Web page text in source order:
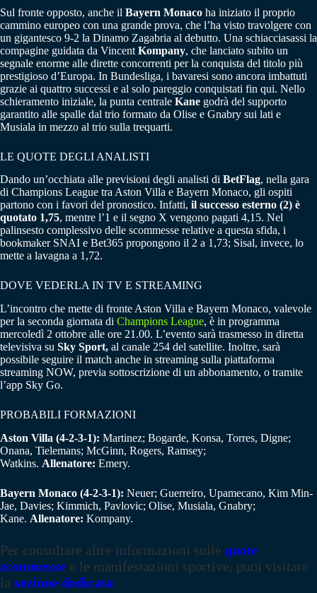
Sul fronte opposto, anche il Bayern Monaco ha iniziato il proprio
cammino europeo con una grande prova, che l’ha visto travolgere con
un gigantesco 9-2 la Dinamo Zagabria al debutto. Una schiacciasassi la
compagine guidata da Vincent Kompany, che lanciato subito un
segnale enorme alle dirette concorrenti per la conquista del titolo più
prestigioso d’Europa. In Bundesliga, i bavaresi sono ancora imbattuti
grazie ai quattro successi e al solo pareggio conquistati fin qui. Nello
schieramento iniziale, la punta centrale Kane godrà del supporto
garantito alle spalle dal trio formato da Olise e Gnabry sui lati e
Musiala in mezzo al trio sulla trequarti.
LE QUOTE DEGLI ANALISTI
Dando un’occhiata alle previsioni degli analisti di BetFlag, nella gara
di Champions League tra Aston Villa e Bayern Monaco, gli ospiti
partono con i favori del pronostico. Infatti, il successo esterno (2) è
quotato 1,75, mentre l’1 e il segno X vengono pagati 4,15. Nel
palinsesto complessivo delle scommesse relative a questa sfida, i
bookmaker SNAI e Bet365 propongono il 2 a 1,73; Sisal, invece, lo
mette a lavagna a 1,72.
DOVE VEDERLA IN TV E STREAMING
L’incontro che mette di fronte Aston Villa e Bayern Monaco, valevole
per la seconda giornata di Champions League, è in programma
mercoledì 2 ottobre alle ore 21.00. L’evento sarà trasmesso in diretta
televisiva su Sky Sport, al canale 254 del satellite. Inoltre, sarà
possibile seguire il match anche in streaming sulla piattaforma
streaming NOW, previa sottoscrizione di un abbonamento, o tramite
l’app Sky Go.
PROBABILI FORMAZIONI
Aston Villa (4-2-3-1): Martinez; Bogarde, Konsa, Torres, Digne;
Onana, Tielemans; McGinn, Rogers, Ramsey;
Watkins. Allenatore: Emery.
Bayern Monaco (4-2-3-1): Neuer; Guerreiro, Upamecano, Kim Min-
Jae, Davies; Kimmich, Pavlovic; Olise, Musiala, Gnabry;
Kane. Allenatore: Kompany.
Per consultare altre informazioni sulle quote
scommesse e le manifestazioni sportive, puoi visitare
la sezione dedicata